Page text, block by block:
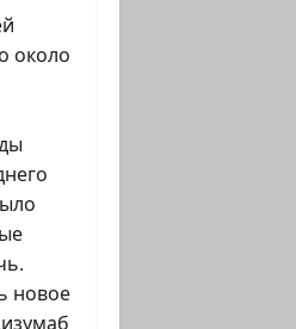
около
новое